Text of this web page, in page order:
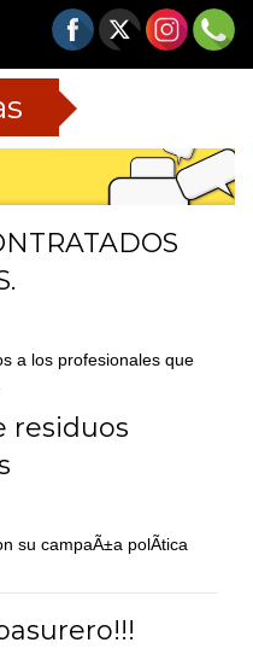
a los profesionales que
residuos
su campaÃ±a polÃ­tica